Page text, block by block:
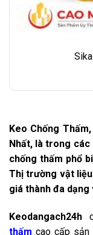
Keo Chống
Nhất, là trong
chống thấm phổ
Thị trường vật
giá thành đa
Keodangach24h
thấm cao cấp sản